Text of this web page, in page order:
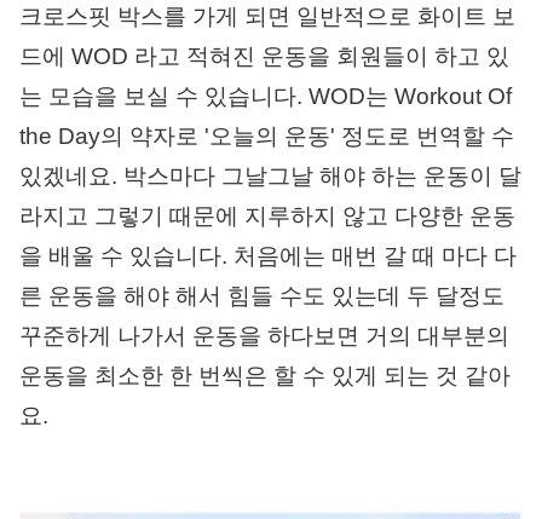
크로스핏 박스를 가게 되면 일반적으로 화이트 보
드에 WOD 라고 적혀진 운동을 회원들이 하고 있
는 모습을 보실 수 있습니다. WOD는 Workout Of
the Day의 약자로 '오늘의 운동' 정도로 번역할 수
있겠네요. 박스마다 그날그날 해야 하는 운동이 달
라지고 그렇기 때문에 지루하지 않고 다양한 운동
을 배울 수 있습니다. 처음에는 매번 갈 때 마다 다
른 운동을 해야 해서 힘들 수도 있는데 두 달정도
꾸준하게 나가서 운동을 하다보면 거의 대부분의
운동을 최소한 한 번씩은 할 수 있게 되는 것 같아
요.